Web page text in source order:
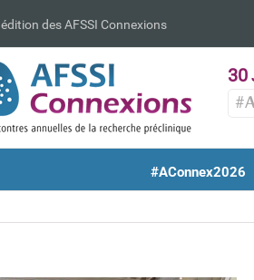
édition des AFSSI Connexions
30
#AConnex2026